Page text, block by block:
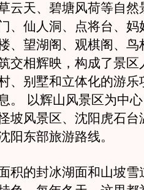
云天、碧塘风荷等自然
、仙人洞、点将台、妈
、望湖阁、观棋阁、鸟
交相辉映，构成了景区
、别墅和立体化的游乐
。 以辉山风景区为中
坡风景区、沈阳虎石台
阳东部旅游路线。
的封冰湖面和山坡雪